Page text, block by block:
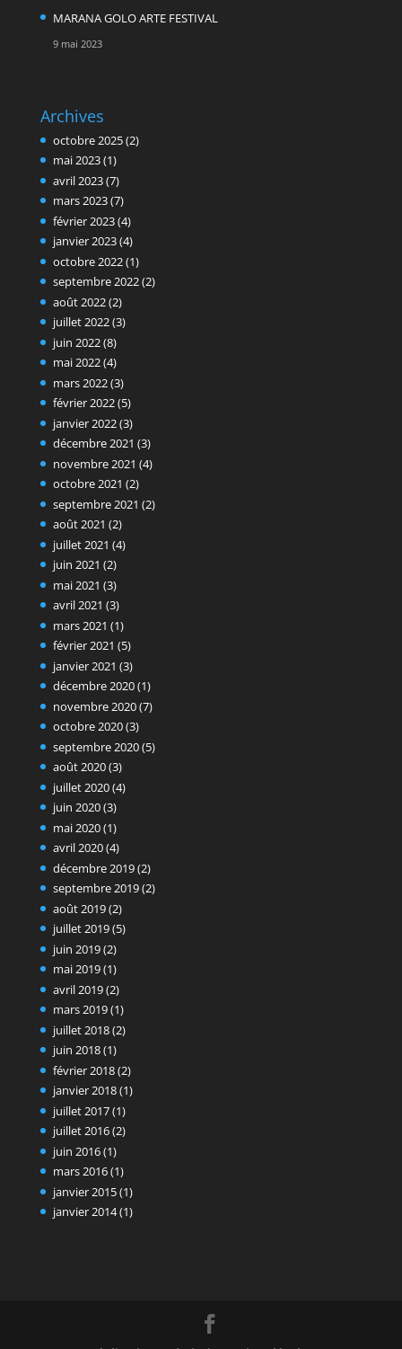
MARANA GOLO ARTE FESTIVAL
9 mai 2023
Archives
octobre 2025(2)
mai 2023(1)
avril 2023(7)
mars 2023(7)
février 2023(4)
janvier 2023(4)
octobre 2022(1)
septembre 2022(2)
août 2022(2)
juillet 2022(3)
juin 2022(8)
mai 2022(4)
mars 2022(3)
février 2022(5)
janvier 2022(3)
décembre 2021 (3)
novembre 2021 (4)
octobre 2021 (2)
septembre 2021 (2)
août 2021 (2)
juillet 2021 (4)
juin 2021 (2)
mai 2021 (3)
avril 2021 (3)
mars 2021 (1)
février 2021 (5)
janvier 2021 (3)
décembre 2020(1)
novembre 2020(7)
octobre 2020(3)
septembre 2020(5)
août 2020(3)
juillet 2020(4)
juin 2020(3)
mai 2020(1)
avril 2020(4)
décembre 2019(2)
septembre 2019(2)
août 2019(2)
juillet 2019(5)
juin 2019(2)
mai 2019(1)
avril 2019(2)
mars 2019(1)
juillet 2018(2)
juin 2018(1)
février 2018(2)
janvier 2018(1)
juillet 2017(1)
juillet 2016(2)
juin 2016(1)
mars 2016(1)
janvier 2015(1)
janvier 2014(1)